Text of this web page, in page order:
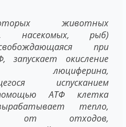
животных
насекомых, рыб)
при
запускает окисление
люциферина,
испусканием
АТФ клетка
тепло,
от отходов,